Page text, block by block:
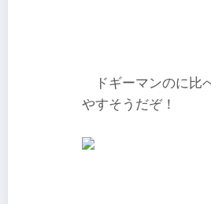
ドギーマンのに比
やすそうだぞ！